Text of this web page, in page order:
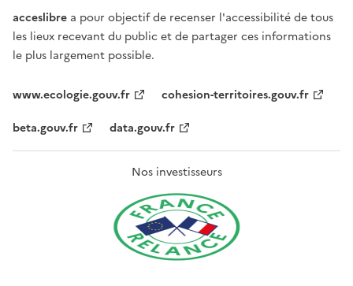
acceslibre a pour objectif de recenser l'accessibilité de tous
les lieux recevant du public et de partager ces informations
le plus largement possible.
www.ecologie.gouv.fr
cohesion-territoires.gouv.fr
beta.gouv.fr
data.gouv.fr
Nos investisseurs